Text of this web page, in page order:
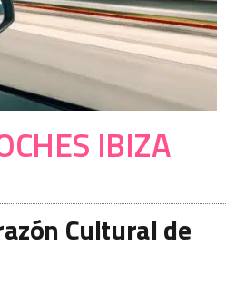
IBIZA
Cultural de